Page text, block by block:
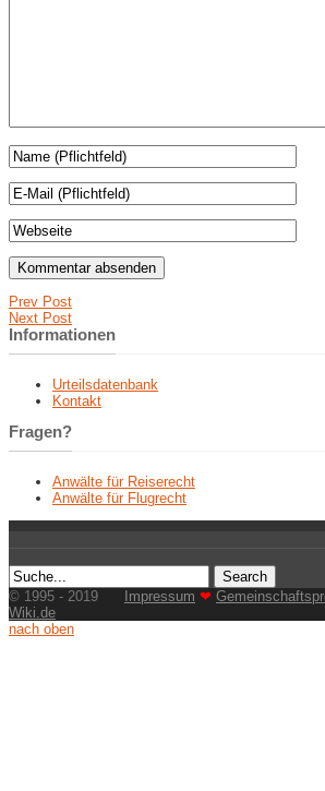
Prev Post
Next Post
Informationen
Urteilsdatenbank
Kontakt
Fragen?
Anwälte für Reiserecht
Anwälte für Flugrecht
© 1995 - 2019 Impressum ❤
Wiki.de
nach oben